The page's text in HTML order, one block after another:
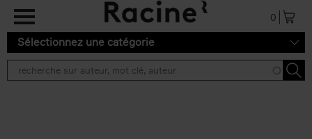
Aller au contenu principal
0
Sélectionnez une catégorie